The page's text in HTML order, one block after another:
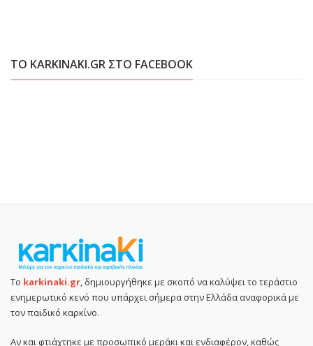
ΤΟ KARKINAKI.GR ΣΤΟ FACEBOOK
Το karkinaki.gr, δημιουργήθηκε με σκοπό να καλύψει το τεράστιο
ενημερωτικό κενό που υπάρχει σήμερα στην Ελλάδα αναφορικά με
τον παιδικό καρκίνο.
Αν και φτιάχτηκε με προσωπικό μεράκι και ενδιαφέρον, καθώς